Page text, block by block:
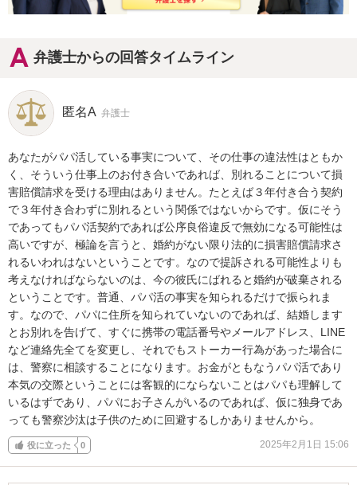
弁護士からの回答タイムライン
匿名A 弁護士
あなたがパパ活している事実について、その仕事の違法性はともか
く、そういう仕事上のお付き合いであれば、別れることについて損
害賠償請求を受ける理由はありません。たとえば３年付き合う契約
で３年付き合わずに別れるという関係ではないからです。仮にそう
であってもパパ活契約であれば公序良俗違反で無効になる可能性は
高いですが、極論を言うと、婚約がない限り法的に損害賠償請求さ
れるいわれはないということです。なので提訴される可能性よりも
考えなければならないのは、今の彼氏にばれると婚約が破棄される
ということです。普通、パパ活の事実を知られるだけで振られま
す。なので、パパに住所を知られていないのであれば、結婚します
とお別れを告げて、すぐに携帯の電話番号やメールアドレス、LINE
など連絡先全てを変更し、それでもストーカー行為があった場合に
は、警察に相談することになります。お金がともなうパパ活であり
本気の交際ということには客観的にならないことはパパも理解して
いるはずであり、パパにお子さんがいるのであれば、仮に独身であ
っても警察沙汰は子供のために回避するしかありませんから。
役に立った 0 2025年2月1日 15:06